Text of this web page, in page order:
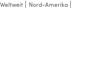
Weltweit
Nord-Amerika